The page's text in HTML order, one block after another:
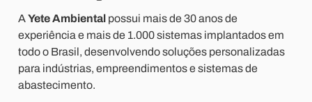
AYete Ambiental possui mais de 30 anos de
experiência e mais de 1.000 sistemas implantados em
todo o Brasil, desenvolvendo soluções personalizadas
para indústrias, empreendimentos e sistemas de
abastecimento.